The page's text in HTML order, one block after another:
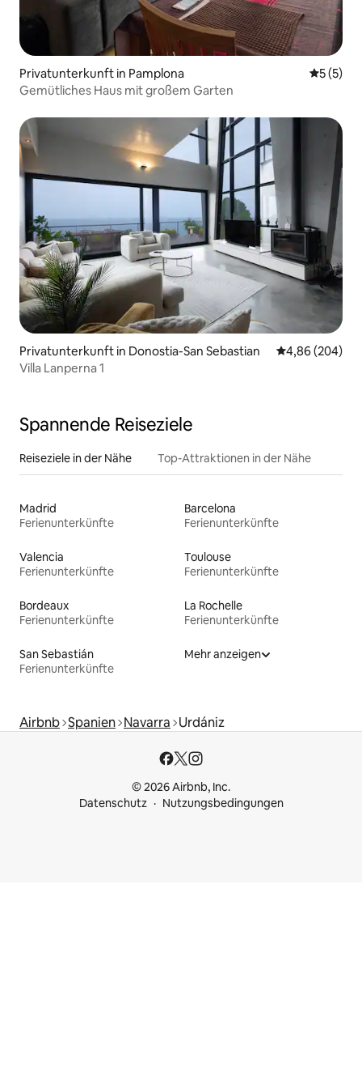
Privatunterkunft in Pamplona
5 (5)
Gemütliches Haus mit großem Garten
Privatunterkunft in Donostia-San Sebastian
4,86 (204)
Villa Lanperna 1
Spannende Reiseziele
Reiseziele in der Nähe Top-Attraktionen in der Nähe
Madrid
Ferienunterkünfte
Barcelona
Ferienunterkünfte
Valencia
Ferienunterkünfte
Toulouse
Ferienunterkünfte
Bordeaux
Ferienunterkünfte
La Rochelle
Ferienunterkünfte
San Sebastián
Ferienunterkünfte
Mehr anzeigen
Airbnb Spanien Navarra Urdániz
© 2026 Airbnb, Inc.
Datenschutz
Nutzungsbedingungen